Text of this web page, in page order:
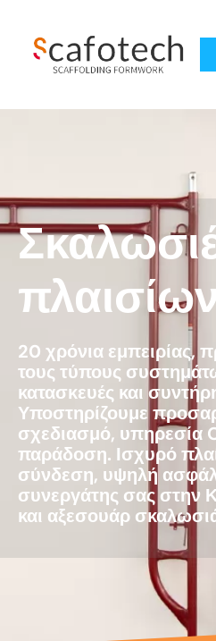
20 χρόνια εμπειρίας,
τους τύπους
κατασκευές και
Υποστηρίζουμε
σχεδιασμό, υπηρεσία
παράδοση. Ισχυρό
σύνδεση, υψηλή
συνεργάτης σας στην
και αξεσουάρ